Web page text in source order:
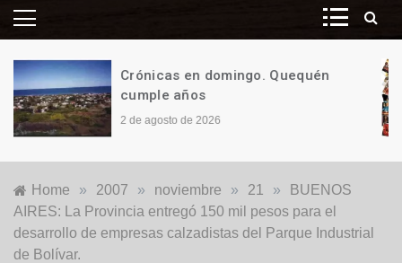
Crónicas en domingo. ¡Y ES TAN,
PERO TAN FÁCIL!
26 de julio de 2026
Home » 2007 » noviembre » 21 »
BUENOS
AIRES: La Provincia entregó 150 mil pesos para el
desarrollo de empresas calzadistas del Parque Industrial
de Bolívar.